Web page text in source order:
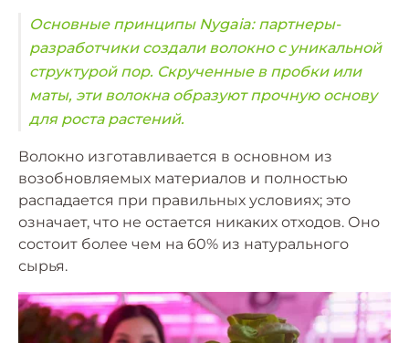
Основные принципы Nygaia: партнеры-
разработчики создали волокно с уникальной
структурой пор. Скрученные в пробки или
маты, эти волокна образуют прочную основу
для роста растений.
Волокно изготавливается в основном из
возобновляемых материалов и полностью
распадается при правильных условиях; это
означает, что не остается никаких отходов. Оно
состоит более чем на 60% из натурального
сырья.